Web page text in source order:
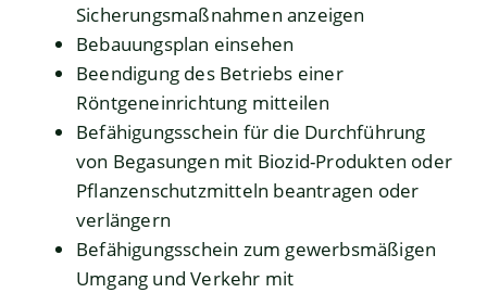
Sicherungsmaßnahmen anzeigen
Bebauungsplan einsehen
Beendigung des Betriebs einer
Röntgeneinrichtung mitteilen
Befähigungsschein für die Durchführung
von Begasungen mit Biozid-Produkten oder
Pflanzenschutzmitteln beantragen oder
verlängern
Befähigungsschein zum gewerbsmäßigen
Umgang und Verkehr mit